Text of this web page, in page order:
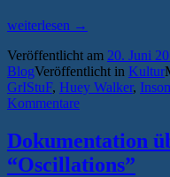
„Ohren
Die
Fête
de
la
2017
in
Greifswald“
weiterlesen →
Veröffentlicht am 20. Juni
BlogVeröffentlicht in Kultur
GrIStuF, Huey Walker,
Kommentare
Dokumentation
“Oscillations”